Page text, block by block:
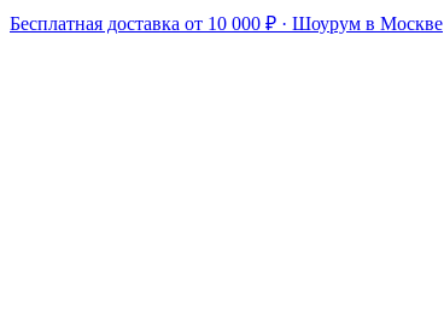
Бесплатная доставка от 10 000 ₽ · Шоурум в Москве